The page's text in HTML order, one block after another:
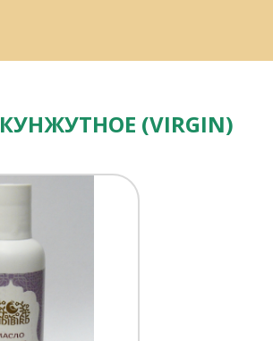
(VIRGIN)